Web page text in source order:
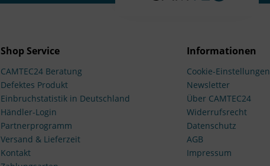
Shop Service
CAMTEC24 Beratung
Defektes Produkt
Einbruchstatistik in Deutschland
Händler-Login
Partnerprogramm
Versand & Lieferzeit
Kontakt
Informationen
Cookie-Einstellungen
Newsletter
Über CAMTEC24
Widerrufsrecht
Datenschutz
AGB
Impressum